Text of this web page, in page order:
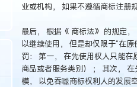
业或机构， 如果不遵循商标注册
最后， 根据《 商标法》 的规定
以继续使用， 但是却仅限于“在
罚： 第一， 在先使用权人只能
商品或者服务类别） ； 其次，
模， 以免吞噬商标权利人的发展